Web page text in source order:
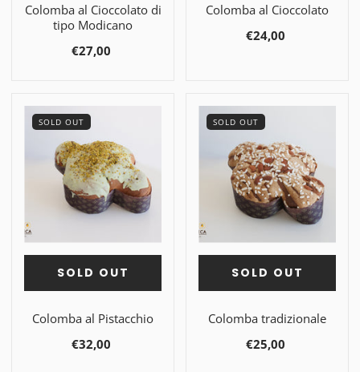
Colomba al Cioccolato di
tipo Modicano
€27,00
Colomba al Cioccolato
€24,00
SOLD OUT
Colomba al Pistacchio
€32,00
SOLD OUT
SOLD OUT
Colomba tradizionale
€25,00
SOLD OUT